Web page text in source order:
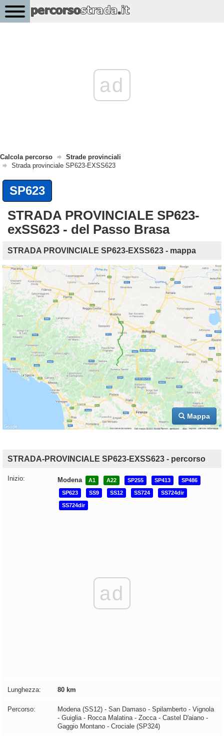
ad
Calcola percorso
Strade provinciali
Strada provinciale SP623-EXSS623
SP623
STRADA PROVINCIALE SP623-
exSS623 - del Passo Brasa
STRADA PROVINCIALE SP623-EXSS623 - mappa
Mappa
STRADA-PROVINCIALE SP623-EXSS623 - percorso
Inizio: Modena A1 A22 SP255 SP413 SP486
SP623 SS9 SS12 SS724 SS724dir
SS724dir
ad
Lunghezza: 80 km
Percorso:
Modena (SS12) - San Damaso - Spilamberto - Vignola
- Guiglia - Rocca Malatina - Zocca - Castel D'aiano -
Gaggio Montano - Crociale (SP324)